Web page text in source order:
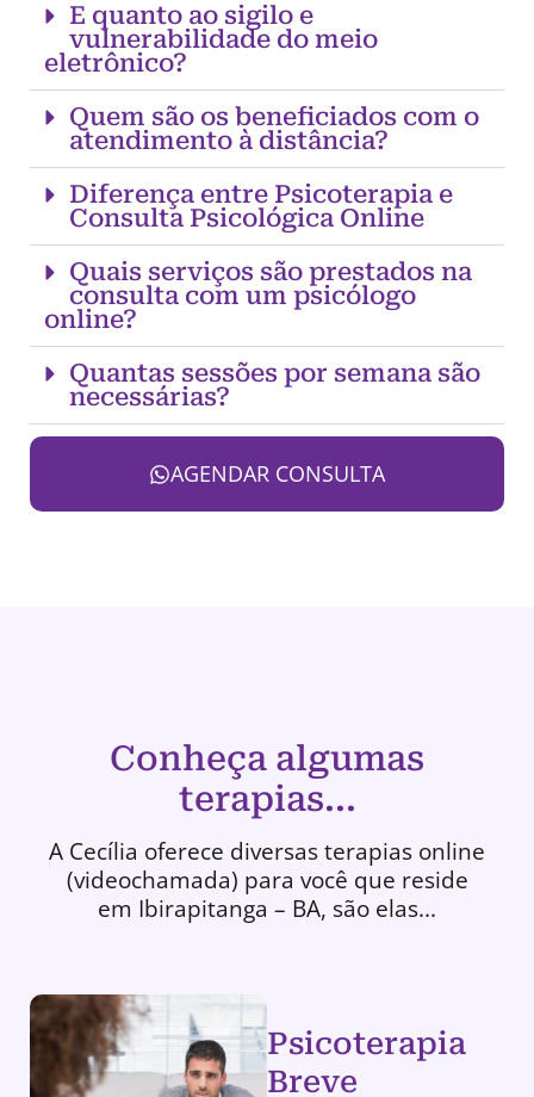
E quanto ao sigilo e
vulnerabilidade do meio
eletrônico?
Quem são os beneficiados com o
atendimento à distância?
Diferença entre Psicoterapia e
Consulta Psicológica Online
Quais serviços são prestados na
consulta com um psicólogo
online?
Quantas sessões por semana são
necessárias?
AGENDAR CONSULTA
Conheça algumas
terapias...
A Cecília oferece diversas terapias online
(videochamada) para você que reside
em Ibirapitanga – BA, são elas...
Psicoterapia
Breve